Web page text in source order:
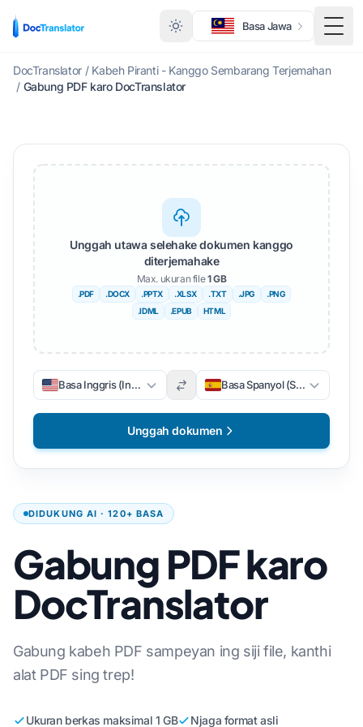
Basa Jawa
DocTranslator / Kabeh Piranti - Kanggo Sembarang Terjemahan
/ Gabung PDF karo DocTranslator
DIDUKUNG AI · 120+ BASA
Gabung PDF karo
DocTranslator
Gabung kabeh PDF sampeyan ing siji file, kanthi
alat PDF sing trep!
Ukuran berkas maksimal 1 GB Njaga format asli
Unggah utawa selehake dokumen kanggo
diterjemahake
Max. ukuran file1 GB
.PDF .DOCX .PPTX .XLSX .TXT .JPG
.PNG
.IDML
.EPUB HTML
Basa Inggris (Inggris) Basa Spanyol (Spanyol)
Unggah dokumen